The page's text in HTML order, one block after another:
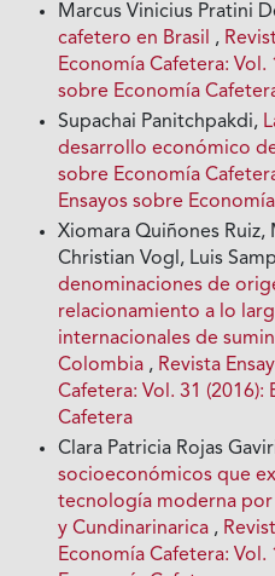
Marcus Vinicius Pratini
cafetero en Brasil ,
Economía Cafetera: Vol.
sobre Economía
Supachai Panitchpakdi,
desarrollo económico
sobre Economía
Ensayos sobre
Xiomara Quiñones Ruiz,
Christian Vogl, Luis
denominaciones de
relacionamiento a lo
internacionales de
Colombia , Revista
Cafetera: Vol. 31 (2016):
Cafetera
Clara Patricia Rojas
socioeconómicos que
tecnología moderna
y Cundinarinarica ,
Economía Cafetera: Vol.